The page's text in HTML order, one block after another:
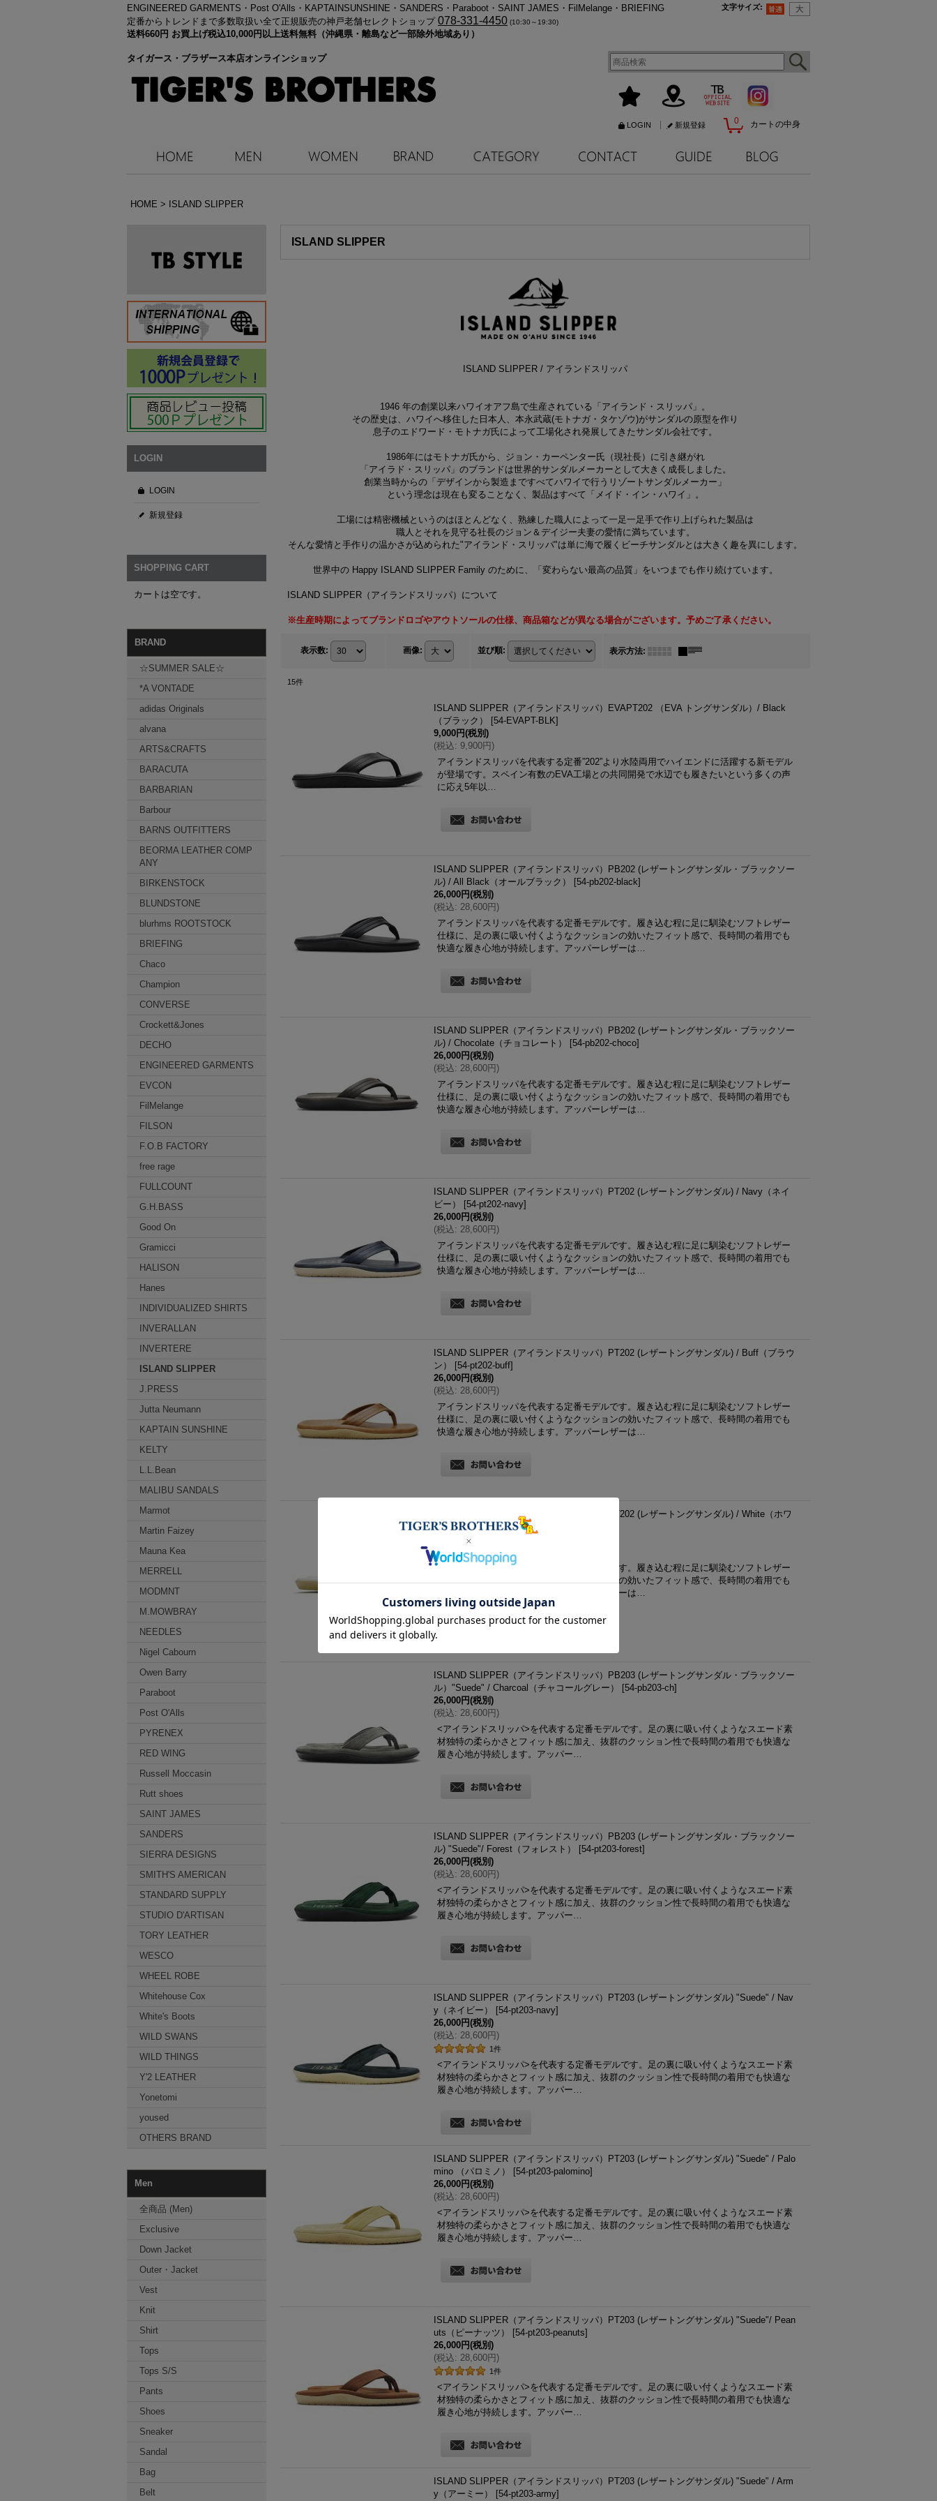
ENGINEERED GARMENTS・ Post O'Alls・KAPTAINSUNSHINE・SANDERS・Paraboot・SAINT JAMES・FilMelange・BRIEFING
定番からトレンドまで多数取扱い全て正規販売の神戸老舗セレクトショップ 078-331-4450 (10:30～19:30)
送料660円 お買上げ税込10,000円以上送料無料（沖縄県・離島など一部除外地域あり）
文字サイズ:
タイガース・ブラザース本店オンラインショップ
0 カートの中身
LOGIN 新規登録
HOME > ISLAND SLIPPER
LOGIN
LOGIN
新規登録
SHOPPING CART
カートは空です。
BRAND
☆SUMMER SALE☆
*A VONTADE
adidas Originals
alvana
ARTS&CRAFTS
BARACUTA
BARBARIAN
Barbour
BARNS OUTFITTERS
BEORMA LEATHER COMP
ANY
BIRKENSTOCK
BLUNDSTONE
blurhms ROOTSTOCK
BRIEFING
Chaco
Champion
CONVERSE
Crockett&Jones
DECHO
ENGINEERED GARMENTS
EVCON
FilMelange
FILSON
F.O.B FACTORY
free rage
FULLCOUNT
G.H.BASS
Good On
Gramicci
HALISON
Hanes
INDIVIDUALIZED SHIRTS
INVERALLAN
INVERTERE
ISLAND SLIPPER
J.PRESS
Jutta Neumann
KAPTAIN SUNSHINE
KELTY
L.L.Bean
MALIBU SANDALS
Marmot
Martin Faizey
Mauna Kea
MERRELL
MODMNT
M.MOWBRAY
NEEDLES
Nigel Cabourn
Owen Barry
Paraboot
Post O'Alls
PYRENEX
RED WING
Russell Moccasin
Rutt shoes
SAINT JAMES
SANDERS
SIERRA DESIGNS
SMITH'S AMERICAN
STANDARD SUPPLY
STUDIO D'ARTISAN
TORY LEATHER
WESCO
WHEEL ROBE
Whitehouse Cox
White's Boots
WILD SWANS
WILD THINGS
Y'2 LEATHER
Yonetomi
yoused
OTHERS BRAND
Men
全商品 (Men)
Exclusive
Down Jacket
Outer・Jacket
Vest
Knit
Shirt
Tops
Tops S/S
Pants
Shoes
Sneaker
Sandal
Bag
Belt
ISLAND SLIPPER
ISLAND SLIPPER / アイランドスリッパ
1946 年の創業以来ハワイオアフ島で生産されている「アイランド・スリッパ」。
その歴史は、ハワイへ移住した日本人、本永武蔵(モトナガ・タケゾウ)がサンダルの原型を作り
息子のエドワード・モトナガ氏によって工場化され発展してきたサンダル会社です。
1986年にはモトナガ氏から、ジョン・カーペンター氏（現社長）に引き継がれ
「アイラド・スリッパ」のブランドは世界的サンダルメーカーとして大きく成長しました。
創業当時からの「デザインから製造まですべてハワイで行うリゾートサンダルメーカー」
という理念は現在も変ることなく、製品はすべて「メイド・イン・ハワイ」。
工場には精密機械というのはほとんどなく、熟練した職人によって一足一足手で作り上げられた製品は
職人とそれを見守る社長のジョン＆デイジー夫妻の愛情に満ちています。
そんな愛情と手作りの温かさが込められた"アイランド・スリッパ"は単に海で履くビーチサンダルとは大きく趣を異にします。
世界中の Happy ISLAND SLIPPER Family のために、「変わらない最高の品質」をいつまでも作り続けています。
ISLAND SLIPPER（アイランドスリッパ）について
※生産時期によってブランドロゴやアウトソールの仕様、商品箱などが異なる場合がございます。予めご了承ください。
表示数: 画像: 並び順: 表示方法:
15件
ISLAND SLIPPER（アイランドスリッパ）EVAPT202 （EVA トングサンダル）/ Black
（ブラック）
[54-EVAPT-BLK]
9,000円(税別)
(税込: 9,900円)
アイランドスリッパを代表する定番”202”より水陸両用でハイエンドに活躍する新モデル
が登場です。スペイン有数のEVA工場との共同開発で水辺でも履きたいという多くの声
に応え5年以…
ISLAND SLIPPER（アイランドスリッパ）PB202 (レザートングサンダル・ブラックソー
ル) / All Black（オールブラック）
[54-pb202-black]
26,000円(税別)
(税込: 28,600円)
アイランドスリッパを代表する定番モデルです。履き込む程に足に馴染むソフトレザー
仕様に、足の裏に吸い付くようなクッションの効いたフィット感で、長時間の着用でも
快適な履き心地が持続します。アッパーレザーは…
ISLAND SLIPPER（アイランドスリッパ）PB202 (レザートングサンダル・ブラックソー
ル) / Chocolate（チョコレート）
[54-pb202-choco]
26,000円(税別)
(税込: 28,600円)
アイランドスリッパを代表する定番モデルです。履き込む程に足に馴染むソフトレザー
仕様に、足の裏に吸い付くようなクッションの効いたフィット感で、長時間の着用でも
快適な履き心地が持続します。アッパーレザーは…
ISLAND SLIPPER（アイランドスリッパ）PT202 (レザートングサンダル) / Navy（ネイ
ビー）
[54-pt202-navy]
26,000円(税別)
(税込: 28,600円)
アイランドスリッパを代表する定番モデルです。履き込む程に足に馴染むソフトレザー
仕様に、足の裏に吸い付くようなクッションの効いたフィット感で、長時間の着用でも
快適な履き心地が持続します。アッパーレザーは…
ISLAND SLIPPER（アイランドスリッパ）PT202 (レザートングサンダル) / Buff（ブラウ
ン）
[54-pt202-buff]
26,000円(税別)
(税込: 28,600円)
アイランドスリッパを代表する定番モデルです。履き込む程に足に馴染むソフトレザー
仕様に、足の裏に吸い付くようなクッションの効いたフィット感で、長時間の着用でも
快適な履き心地が持続します。アッパーレザーは…
ISLAND SLIPPER（アイランドスリッパ）PT202 (レザートングサンダル) / White（ホワ
イト） [54-pt202-white]
26,000円(税別)
(税込 28,600円)
アイランドスリッパを代表する定番モデルです。履き込む程に足に馴染むソフトレザー
仕様に、足の裏に吸い付くようなクッションの効いたフィット感で、長時間の着用でも
快適な履き心地が持続します。アッパーレザーは…
ISLAND SLIPPER（アイランドスリッパ）PB203 (レザートングサンダル・ブラックソー
ル）"Suede" / Charcoal（チャコールグレー）
[54-pb203-ch]
26,000円(税別)
(税込: 28,600円)
<アイランドスリッパ>を代表する定番モデルです。足の裏に吸い付くようなスエード素
材独特の柔らかさとフィット感に加え、抜群のクッション性で長時間の着用でも快適な
履き心地が持続します。アッパー…
ISLAND SLIPPER（アイランドスリッパ）PB203 (レザートングサンダル・ブラックソー
ル) "Suede"/ Forest（フォレスト）
[54-pt203-forest]
26,000円(税別)
(税込: 28,600円)
<アイランドスリッパ>を代表する定番モデルです。足の裏に吸い付くようなスエード素
材独特の柔らかさとフィット感に加え、抜群のクッション性で長時間の着用でも快適な
履き心地が持続します。アッパー…
ISLAND SLIPPER（アイランドスリッパ）PT203 (レザートングサンダル) "Suede" / Nav
y（ネイビー）
[54-pt203-navy]
26,000円(税別)
(税込: 28,600円)
1件
<アイランドスリッパ>を代表する定番モデルです。足の裏に吸い付くようなスエード素
材独特の柔らかさとフィット感に加え、抜群のクッション性で長時間の着用でも快適な
履き心地が持続します。アッパー…
ISLAND SLIPPER（アイランドスリッパ）PT203 (レザートングサンダル) "Suede" / Palo
mino （パロミノ）
[54-pt203-palomino]
26,000円(税別)
(税込: 28,600円)
<アイランドスリッパ>を代表する定番モデルです。足の裏に吸い付くようなスエード素
材独特の柔らかさとフィット感に加え、抜群のクッション性で長時間の着用でも快適な
履き心地が持続します。アッパー…
ISLAND SLIPPER（アイランドスリッパ）PT203 (レザートングサンダル) "Suede"/ Pean
uts（ピーナッツ）
[54-pt203-peanuts]
26,000円(税別)
(税込: 28,600円)
1件
<アイランドスリッパ>を代表する定番モデルです。足の裏に吸い付くようなスエード素
材独特の柔らかさとフィット感に加え、抜群のクッション性で長時間の着用でも快適な
履き心地が持続します。アッパー…
ISLAND SLIPPER（アイランドスリッパ）PT203 (レザートングサンダル) "Suede" / Arm
y（アーミー）
[54-pt203-army]